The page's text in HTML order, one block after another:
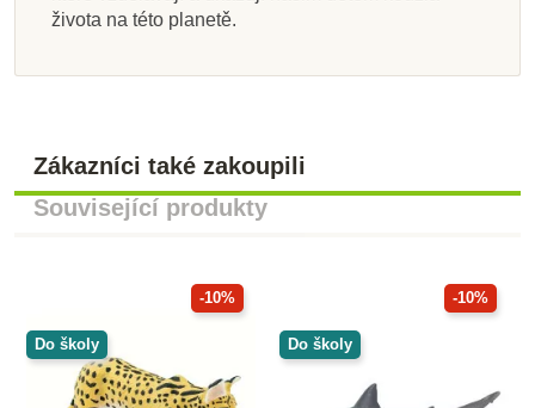
života na této planetě.
Zákazníci také zakoupili
Související produkty
-10%
Do školy
-10%
Do školy